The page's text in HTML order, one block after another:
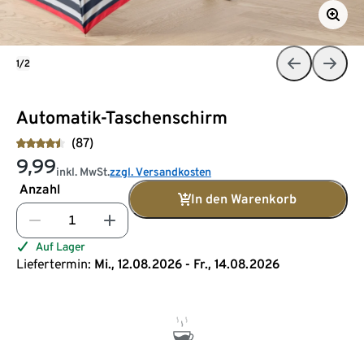
Automatik-Taschenschirm
(87)
9,99inkl. MwSt.zzgl. Versandkosten
Anzahl
In den Warenkorb
Auf Lager
Liefertermin: Mi., 12.08.2026 - Fr., 14.08.2026
1/2